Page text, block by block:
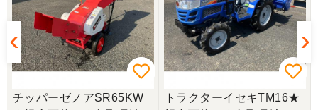
チッパーゼノアSR65KW
トラクターイセキTM16★